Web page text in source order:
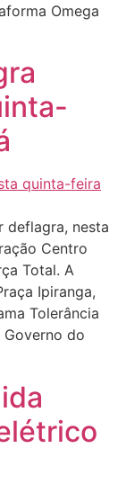
Omega
deflagra, nesta
Centro
Total. A
Ipiranga,
Tolerância
Governo do